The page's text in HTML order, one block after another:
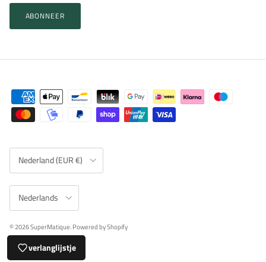
ABONNEER
Land/Regio
Nederland (EUR €)
Taal
Nederlands
© 2026SuperMatique.Powered by Shopify
verlanglijstje